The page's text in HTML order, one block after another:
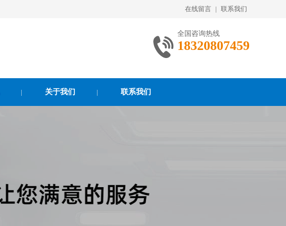
在线留言 | 联系我们
全国咨询热线
18320807459
关于我们 联系我们